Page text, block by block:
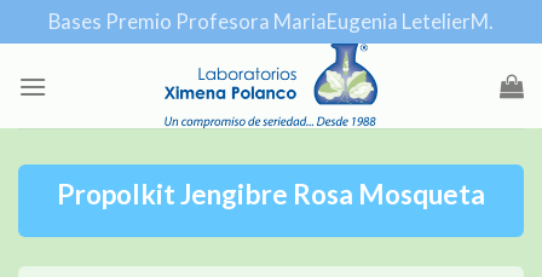
to
content
Bases Premio Profesora MariaEugenia LetelierM.
Propolkit Jengibre Rosa Mosqueta